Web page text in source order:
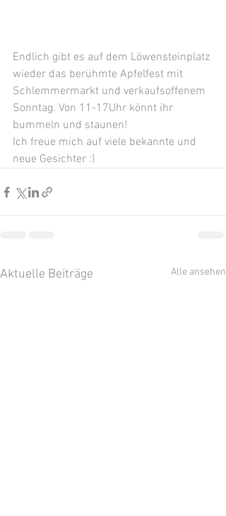
Endlich gibt es auf dem Löwensteinplatz
wieder das berühmte Apfelfest mit
Schlemmermarkt und verkaufsoffenem
Sonntag. Von 11-17Uhr könnt ihr
bummeln und staunen!
Ich freue mich auf viele bekannte und
neue Gesichter :)
Aktuelle Beiträge Alle ansehen